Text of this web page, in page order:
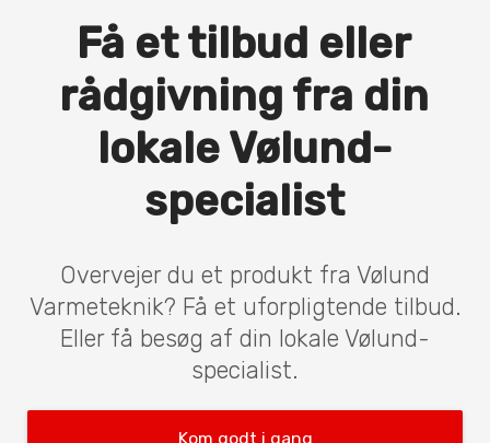
Få et tilbud eller
rådgivning fra din
lokale Vølund-
specialist
Overvejer du et produkt fra Vølund
Varmeteknik? Få et uforpligtende tilbud.
Eller få besøg af din lokale Vølund-
specialist.
Kom godt i gang